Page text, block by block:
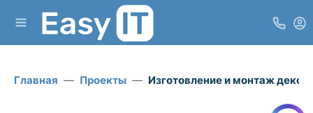
Главная Проекты Изготовление и монтаж